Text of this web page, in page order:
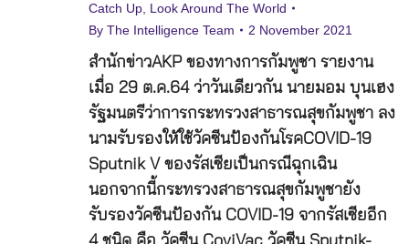
Catch Up, Look Around The World
By The Intelligence Team 2 November 2021
สำนักข่าวAKP ของทางการกัมพูชา รายงาน
เมื่อ 29 ต.ค.64 ว่าวันเดียวกัน นายมอม บุนเฮง
รัฐมนตรีว่าการกระทรวงสาธารณสุขกัมพูชา ลง
นามรับรองให้ใช้วัคซีนป้องกันโรคCOVID-19
Sputnik V ของรัสเซียเป็นกรณีฉุกเฉิน
นอกจากนี้กระทรวงสาธารณสุขกัมพูชายัง
รับรองวัคซีนป้องกัน COVID-19 จากรัสเซียอีก